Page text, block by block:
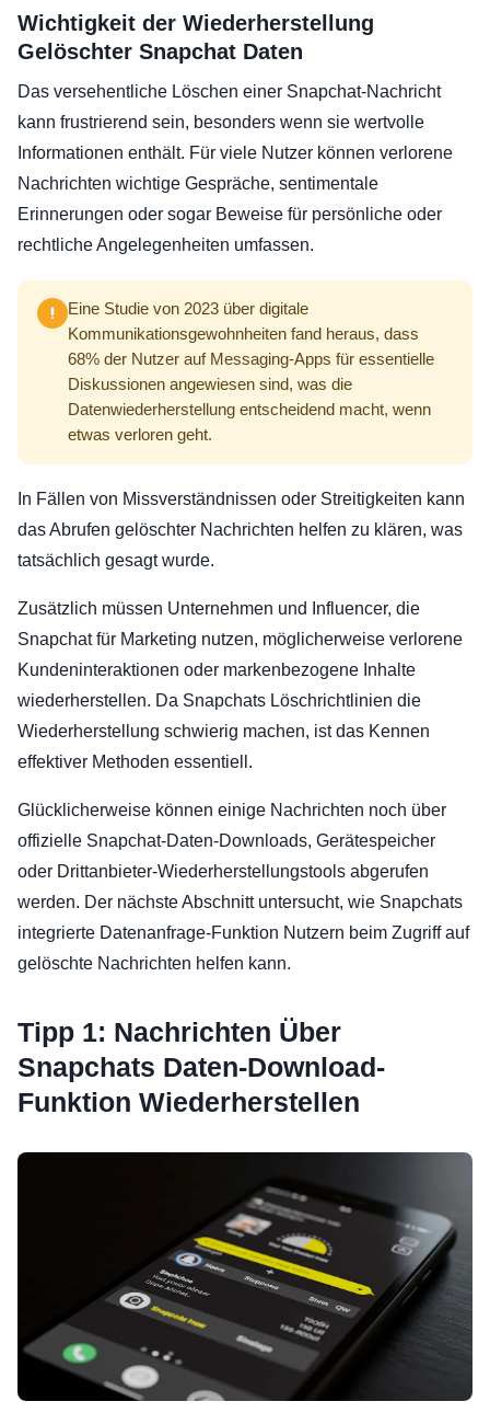
Wichtigkeit der Wiederherstellung
Gelöschter Snapchat Daten
Das versehentliche Löschen einer Snapchat-Nachricht
kann frustrierend sein, besonders wenn sie wertvolle
Informationen enthält. Für viele Nutzer können verlorene
Nachrichten wichtige Gespräche, sentimentale
Erinnerungen oder sogar Beweise für persönliche oder
rechtliche Angelegenheiten umfassen.
Eine Studie von 2023 über digitale
Kommunikationsgewohnheiten fand heraus, dass
68% der Nutzer auf Messaging-Apps für essentielle
Diskussionen angewiesen sind, was die
Datenwiederherstellung entscheidend macht, wenn
etwas verloren geht.
In Fällen von Missverständnissen oder Streitigkeiten kann
das Abrufen gelöschter Nachrichten helfen zu klären, was
tatsächlich gesagt wurde.
Zusätzlich müssen Unternehmen und Influencer, die
Snapchat für Marketing nutzen, möglicherweise verlorene
Kundeninteraktionen oder markenbezogene Inhalte
wiederherstellen. Da Snapchats Löschrichtlinien die
Wiederherstellung schwierig machen, ist das Kennen
effektiver Methoden essentiell.
Glücklicherweise können einige Nachrichten noch über
offizielle Snapchat-Daten-Downloads, Gerätespeicher
oder Drittanbieter-Wiederherstellungstools abgerufen
werden. Der nächste Abschnitt untersucht, wie Snapchats
integrierte Datenanfrage-Funktion Nutzern beim Zugriff auf
gelöschte Nachrichten helfen kann.
Tipp 1: Nachrichten Über
Snapchats Daten-Download-
Funktion Wiederherstellen